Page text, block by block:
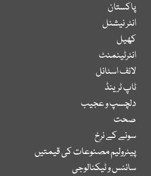
پاکستان
انٹر نیشنل
کھیل
انٹرٹینمنٹ
لائف اسٹائل
ٹاپ ٹرینڈ
دلچسپ و عجیب
صحت
سونے کے نرخ
پیٹرولیم مصنوعات کی قیمتیں
سائنس و ٹیکنالوجی